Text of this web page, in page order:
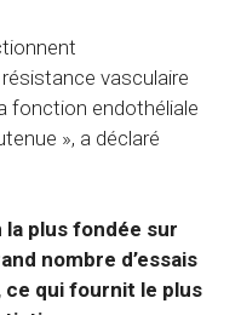
vasculaire
fonction endothéliale
», a déclaré
la plus fondée sur
nombre d’essais
qui fournit le plus